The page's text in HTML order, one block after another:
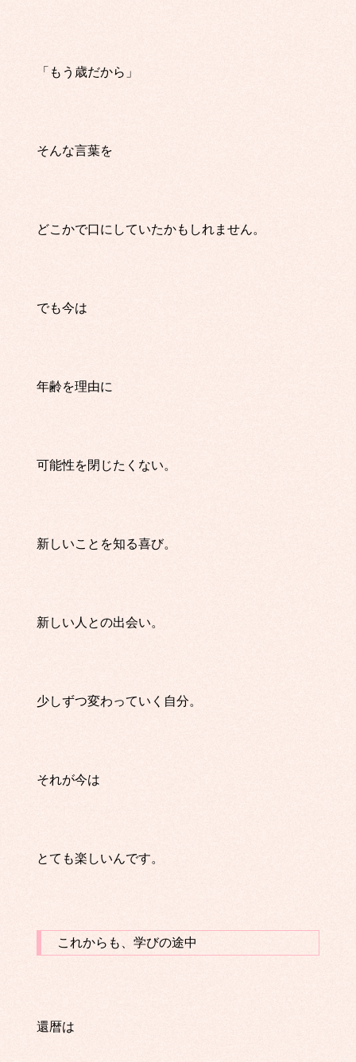
「もう歳だから」
そんな言葉を
どこかで口にしていたかもしれません。
でも今は
年齢を理由に
可能性を閉じたくない。
新しいことを知る喜び。
新しい人との出会い。
少しずつ変わっていく自分。
それが今は
とても楽しいんです。
これからも、学びの途中
還暦は